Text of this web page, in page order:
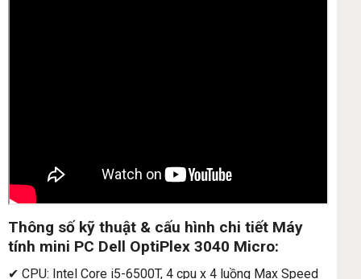
Thông số kỹ thuật & cấu hình chi tiết Máy
tính mini PC Dell OptiPlex 3040 Micro:
✔ CPU: Intel Core i5-6500T, 4 cpu x 4 luồng Max Speed